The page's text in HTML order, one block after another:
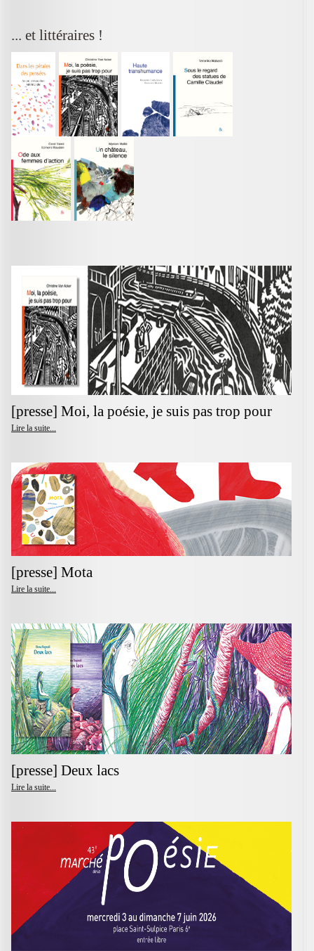
... et littéraires !
[presse] Moi, la poésie, je suis pas trop pour
Lire la suite...
[presse] Mota
Lire la suite...
[presse] Deux lacs
Lire la suite...